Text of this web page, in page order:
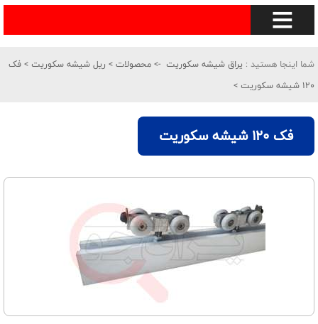
شما اینجا هستید : یراق شیشه سکوریت ->محصولات> ریل شیشه سکوریت>فک
120 شیشه سکوریت
>
فک 120 شیشه سکوریت